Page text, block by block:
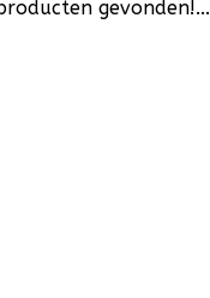
gevonden!...